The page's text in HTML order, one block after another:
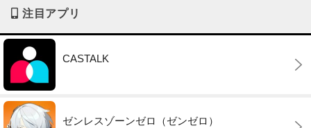
注目アプリ
CASTALK
ゼンレスゾーンゼロ（ゼンゼロ）